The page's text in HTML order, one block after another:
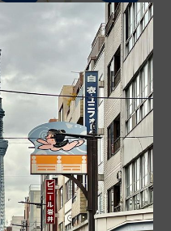
お知らせ。 ７月７日は七
夕 年に一度、織姫と彦星
が天の川で会えるという...